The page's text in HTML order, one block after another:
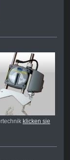
klicken sie